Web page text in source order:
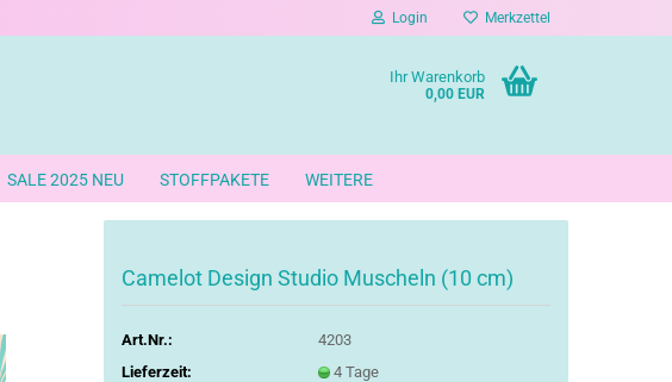
Login Merkzettel
Ihr Warenkorb
0,00 EUR
SALE 2025 NEU STOFFPAKETE WEITERE
Camelot Design Studio Muscheln (10 cm)
Art.Nr.:
4203
Lieferzeit:
4 Tage